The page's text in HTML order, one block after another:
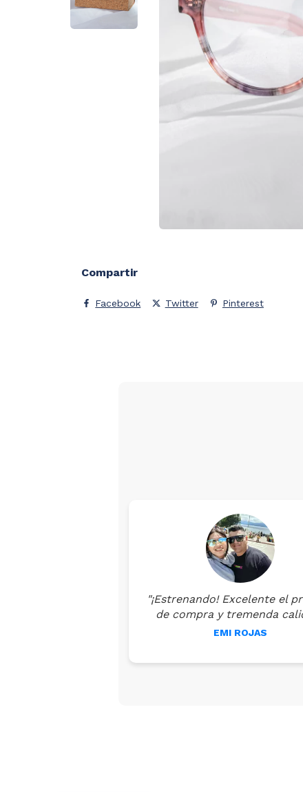
Compartir
Facebook Twitter Pinterest
"¡Estrenando! Excelente el
de compra y tremenda
EMI ROJAS